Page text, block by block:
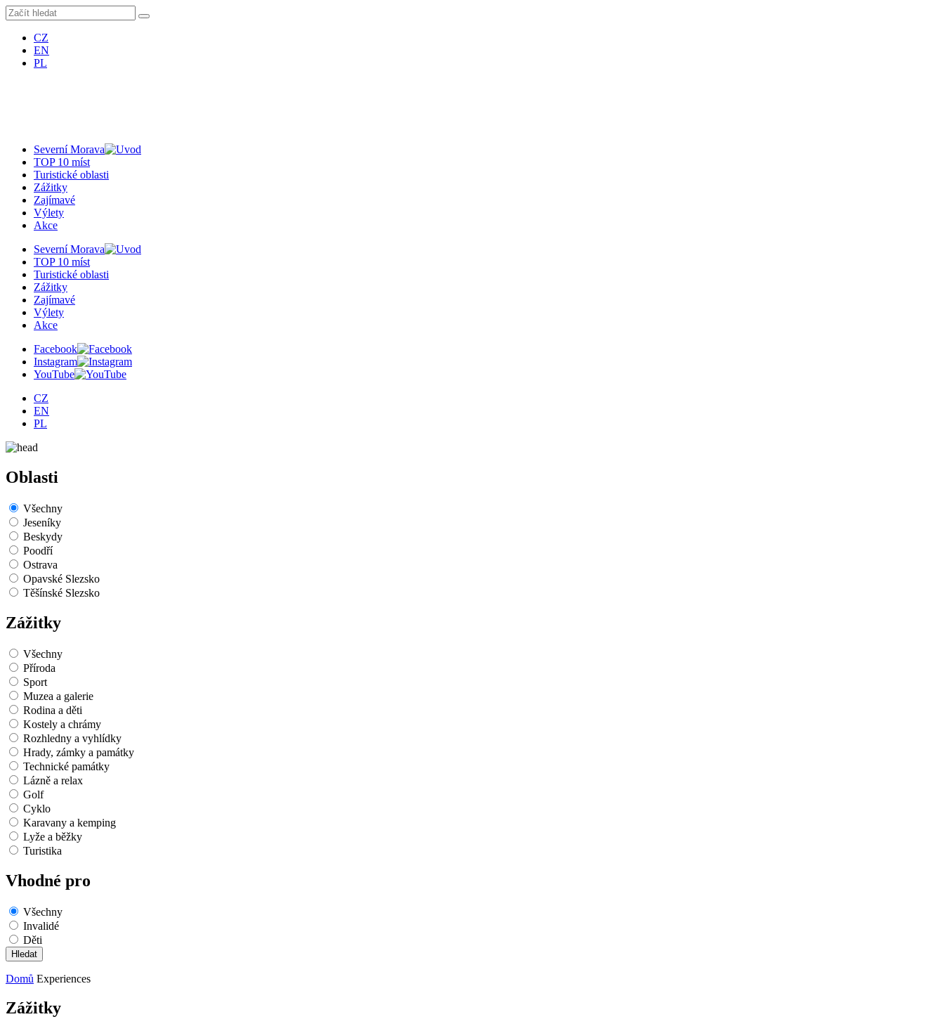
CZ
EN
PL
Severní Morava
TOP 10 míst
Turistické oblasti
Zážitky
Zajímavé
Výlety
Akce
Severní Morava
TOP 10 míst
Turistické oblasti
Zážitky
Zajímavé
Výlety
Akce
Facebook
Instagram
YouTube
CZ
EN
PL
Oblasti
Všechny
Jeseníky
Beskydy
Poodří
Ostrava
Opavské Slezsko
Těšínské Slezsko
Zážitky
Všechny
Příroda
Sport
Muzea a galerie
Rodina a děti
Kostely a chrámy
Rozhledny a vyhlídky
Hrady, zámky a památky
Technické památky
Lázně a relax
Golf
Cyklo
Karavany a kemping
Lyže a běžky
Turistika
Vhodné pro
Všechny
Invalidé
Děti
Domů Experiences
Zážitky